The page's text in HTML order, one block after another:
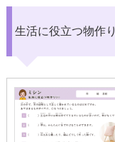
生活に役立つ物作り